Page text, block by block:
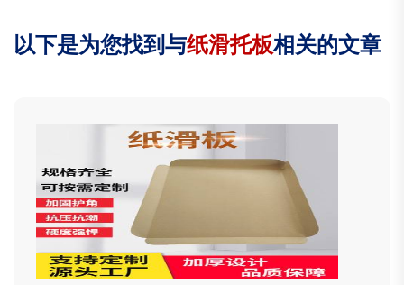
以下是为您找到与纸滑托板相关的文章